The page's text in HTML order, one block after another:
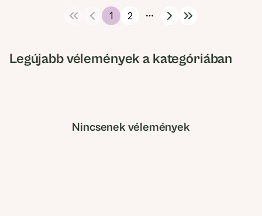
1 2
More pages
Legújabb vélemények a kategóriában
Nincsenek vélemények